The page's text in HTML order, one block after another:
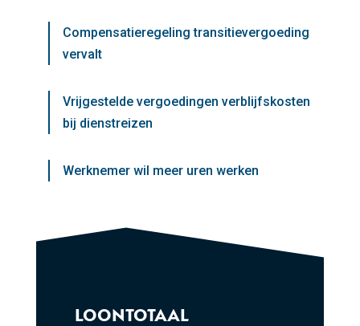
Compensatieregeling transitievergoeding
vervalt
Vrijgestelde vergoedingen verblijfskosten
bij dienstreizen
Werknemer wil meer uren werken
LOONTOTAAL